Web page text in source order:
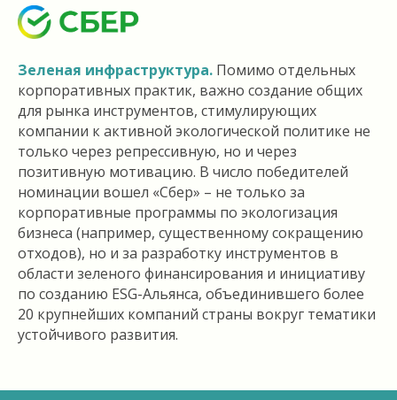
Зеленая инфраструктура. Помимо отдельных
корпоративных практик, важно создание общих
для рынка инструментов, стимулирующих
компании к активной экологической политике не
только через репрессивную, но и через
позитивную мотивацию. В число победителей
номинации вошел «Сбер» – не только за
корпоративные программы по экологизация
бизнеса (например, существенному сокращению
отходов), но и за разработку инструментов в
области зеленого финансирования и инициативу
по созданию ESG-Альянса, объединившего более
20 крупнейших компаний страны вокруг тематики
устойчивого развития.